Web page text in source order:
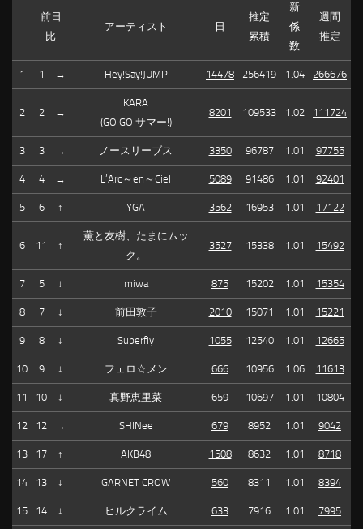
前日
比
アーティスト 日
推定
累積
新
係
数
週間
推定
1 1 → Hey!Say!JUMP 14478 256419 1.04 266676
2 2 →
KARA
(GO GO サマー!)
8201 109533 1.02 111724
3 3 → ノースリーブス 3350 96787 1.01 97755
4 4 → L’Arc～en～Ciel 5089 91486 1.01 92401
5 6 ↑ YGA 3562 16953 1.01 17122
6 11 ↑
薫と友樹、たまにムッ
ク。
3527 15338 1.01 15492
7 5 ↓ miwa 875 15202 1.01 15354
8 7 ↓ 前田敦子 2010 15071 1.01 15221
9 8 ↓ Superfly 1055 12540 1.01 12665
10 9 ↓ フェロ☆メン 666 10956 1.06 11613
11 10 ↓ 真野恵里菜 659 10697 1.01 10804
12 12 → SHINee 679 8952 1.01 9042
13 17 ↑ AKB48 1508 8632 1.01 8718
14 13 ↓ GARNET CROW 560 8311 1.01 8394
15 14 ↓ ヒルクライム 633 7916 1.01 7995